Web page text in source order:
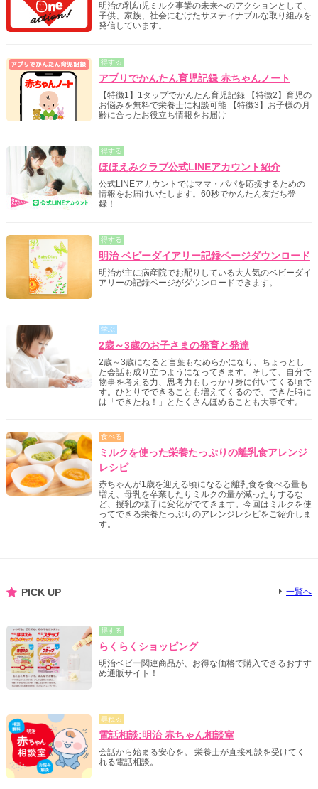
明治の乳幼児ミルク事業の未来へのアクションとして、
子供、家族、社会にむけたサスティナブルな取り組みを
発信しています。
得する
アプリでかんたん育児記録 赤ちゃんノート
【特徴1】1タップでかんたん育児記録 【特徴2】育児の
お悩みを無料で栄養士に相談可能 【特徴3】お子様の月
齢に合ったお役立ち情報をお届け
得する
ほほえみクラブ公式LINEアカウント紹介
公式LINEアカウントではママ・パパを応援するための
情報をお届けいたします。60秒でかんたん友だち登
録！
得する
明治 ベビーダイアリー記録ページダウンロード
明治が主に病産院でお配りしている大人気のベビーダイ
アリーの記録ページがダウンロードできます。
学ぶ
2歳～3歳のお子さまの発育と発達
2歳～3歳になると言葉もなめらかになり、ちょっとし
た会話も成り立つようになってきます。そして、自分で
物事を考える力、思考力もしっかり身に付いてくる頃で
す。ひとりでできることも増えてくるので、できた時に
は「できたね！」とたくさんほめることも大事です。
食べる
ミルクを使った栄養たっぷりの離乳食アレンジ
レシピ
赤ちゃんが1歳を迎える頃になると離乳食を食べる量も
増え、母乳を卒業したりミルクの量が減ったりするな
ど、授乳の様子に変化がでてきます。今回はミルクを使
ってできる栄養たっぷりのアレンジレシピをご紹介しま
す。
PICK UP 一覧へ
得する
らくらくショッピング
明治ベビー関連商品が、お得な価格で購入できるおすす
め通販サイト！
尋ねる
電話相談:明治 赤ちゃん相談室
会話から始まる安心を。 栄養士が直接相談を受けてく
れる電話相談。